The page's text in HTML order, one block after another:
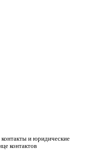
и юридические
контактов